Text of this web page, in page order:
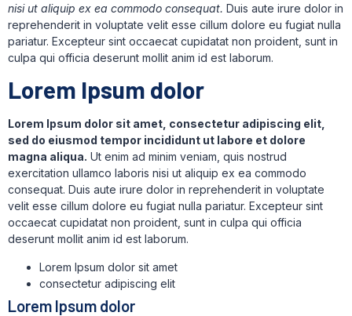
nisi ut aliquip ex ea commodo consequat. Duis aute irure dolor in
reprehenderit in voluptate velit esse cillum dolore eu fugiat nulla
pariatur. Excepteur sint occaecat cupidatat non proident, sunt in
culpa qui officia deserunt mollit anim id est laborum.
Lorem Ipsum dolor
Lorem Ipsum dolor sit amet, consectetur adipiscing elit,
sed do eiusmod tempor incididunt ut labore et dolore
magna aliqua. Ut enim ad minim veniam, quis nostrud
exercitation ullamco laboris nisi ut aliquip ex ea commodo
consequat. Duis aute irure dolor in reprehenderit in voluptate
velit esse cillum dolore eu fugiat nulla pariatur. Excepteur sint
occaecat cupidatat non proident, sunt in culpa qui officia
deserunt mollit anim id est laborum.
Lorem Ipsum dolor sit amet
consectetur adipiscing elit
Lorem Ipsum dolor